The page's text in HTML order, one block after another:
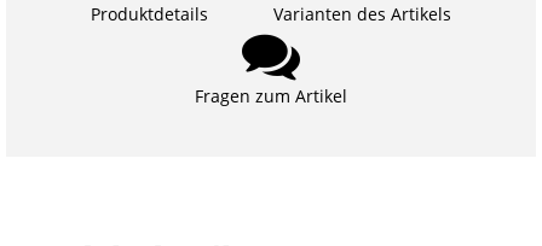
Produktdetails Varianten des Artikels
Fragen zum Artikel